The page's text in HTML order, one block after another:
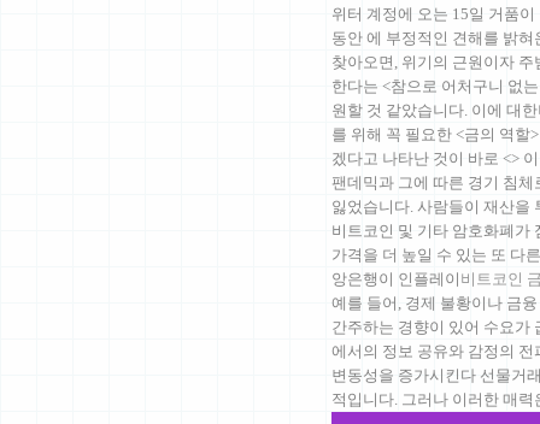
위터 계정에 오는 15일 거품
동안 에 부정적인 견해를 밝
찾아오면, 위기의 근원이자
한다는 <참으로 어처구니 없
원할 것 같았습니다. 이에 대한
를 위해 꼭 필요한 <금의 역할
겠다고 나타난 것이 바로 <>
팬데믹과 그에 따른 경기 침
잃었습니다. 사람들이 재산을
비트코인 및 기타 암호화폐가
가격을 더 높일 수 있는 또 다
앙은행이 인플레이 비트코인
예를 들어, 경제 불황이나 금
간주하는 경향이 있어 수요가
에서의 정보 공유와 감정의
변동성을 증가시킨다 선물거
적입니다. 그러나 이러한 매